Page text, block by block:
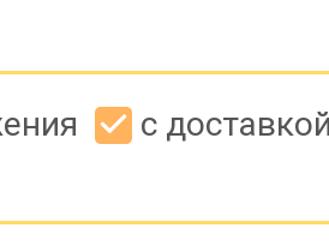
с